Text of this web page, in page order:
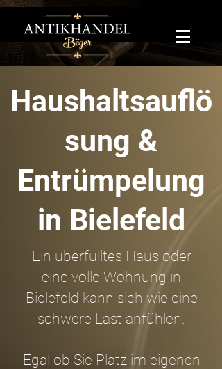
Haushaltsauflö
sung &
Entrümpelung
in Bielefeld
Ein überfülltes Haus oder
eine volle Wohnung in
Bielefeld kann sich wie eine
schwere Last anfühlen.
Egal ob Sie Platz im eigenen